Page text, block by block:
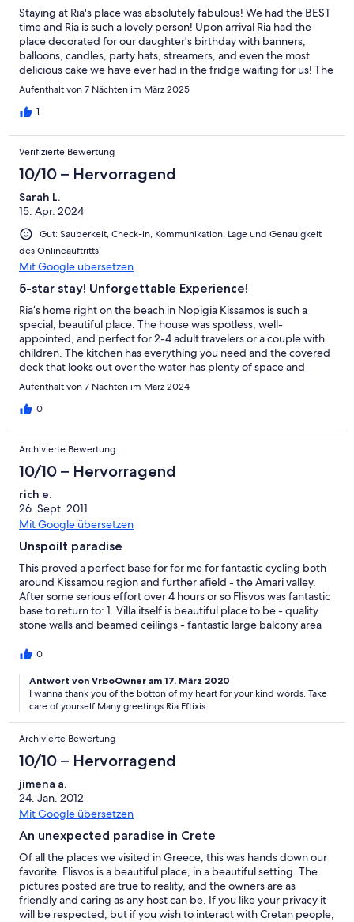
Staying at Ria's place was absolutely fabulous! We had the BEST
time and Ria is such a lovely person! Upon arrival Ria had the
place decorated for our daughter's birthday with banners,
balloons, candles, party hats, streamers, and even the most
delicious cake we have ever had in the fridge waiting for us! The
place was exceptionally clean and Ria was waiting for us outside
process was very easy and we had absolutely no issues
beach looking for sea glass (we found quite a bit!) and the views
of the sea were absolutely breathtaking, just like in the
photos.The day we left, Ria met with us and gifted us some
Olive Oil! Her kindness and warm hospitality meant so much to
us! We'd stay here again in the future! We loved Crete and the
location was absolutely PERFECT! Highly recommend!!! You
won't be disappointed.
Aufenthalt von 7 Nächten im März 2025
1
Verifizierte Bewertung
10/10 – Hervorragend
Sarah L.
15. Apr. 2024
Gut: Sauberkeit, Check-in, Kommunikation, Lage und Genauigkeit
des Onlineauftritts
Mit Google übersetzen
5-star stay! Unforgettable Experience!
Ria’s home right on the beach in Nopigia Kissamos is such a
special, beautiful place. The house was spotless, well-
appointed, and perfect for 2-4 adult travelers or a couple with
children. The kitchen has everything you need and the covered
deck that looks out over the water has plenty of space and
lounge chairs for everyone. But what really made our trip
on a Saturday evening and was nearby whenever we needed
kinder or more generous. This home is in a perfect location,
centrally located, private and peaceful. I would highly
recommend this rental to anyone who is looking to spend some
time in a lovely part of Crete. We stayed first week of April, we
had beautiful weather all week and most everything had just
opened for the season, it was a perfect time to visit. When we
return to Crete we will stay with Ria again.
Aufenthalt von 7 Nächten im März 2024
0
Archivierte Bewertung
10/10 – Hervorragend
rich e.
26. Sept. 2011
Mit Google übersetzen
Unspoilt paradise
This proved a perfect base for for me for fantastic cycling both
around Kissamou region and further afield - the Amari valley.
After some serious effort over 4 hours or so Flisvos was fantastic
base to return to: 1. Villa itself is beautiful place to be - quality
stone walls and beamed ceilings - fantastic large balcony area
Eftihis - who are only a stone's throw away if needed 3. 2 great
food 4 Nopigea unspoilt by tourism - with beautiful Kissamou
bay - warm clear water great for extended sea swims 5
Opening bedroom window in morning to the sea and sun I only
managed to cycle this time due to foot problem but I HAVE to
come back to explore on foot as well - for 2 weeks next time
Highly recommended as peaceful base for exploring unspoilt
Crete Rich Evans from Swansea Wales
0
Antwort von VrboOwner am 17. März 2020
I wanna thank you of the botton of my heart for your kind words. Take
care of yourself Many greetings Ria Eftixis.
Archivierte Bewertung
10/10 – Hervorragend
jimena a.
24. Jan. 2012
Mit Google übersetzen
An unexpected paradise in Crete
Of all the places we visited in Greece, this was hands down our
favorite. Flisvos is a beautiful place, in a beautiful setting. The
pictures posted are true to reality, and the owners are as
friendly and caring as any host can be. If you like your privacy it
will be respected, but if you wish to interact with Cretan people,